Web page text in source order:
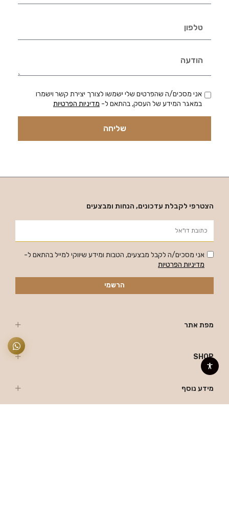
אני מסכים/ה שהפרטים שלי ישמשו לצורך יצירת קשר וישמרו
במאגר המידע של העסק, בהתאם ל- מדיניות הפרטיות
שליחה
מפת אתר
SHOP
מידע נוסף
הצטרפי לקבלת עדכונים, הנחות ומבצעים
אני מסכים/ה לקבל מבצעים, הטבות ומידע שיווקי למייל בהתאם ל-
מדיניות הפרטיות
הרשמי